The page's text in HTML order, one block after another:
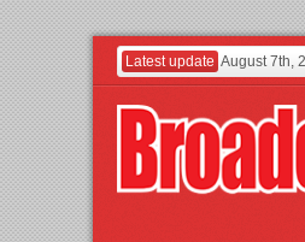
Latest update August 7th,